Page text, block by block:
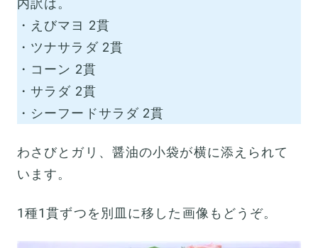
内訳は。
・えびマヨ 2貫
・ツナサラダ 2貫
・コーン 2貫
・サラダ 2貫
・シーフードサラダ 2貫
わさびとガリ、醤油の小袋が横に添えられて
います。
1種1貫ずつを別皿に移した画像もどうぞ。